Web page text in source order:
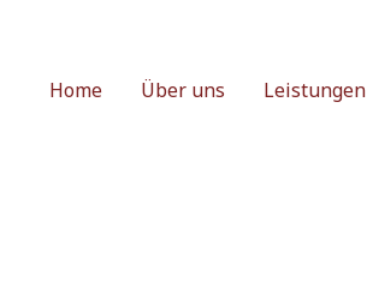
Home Über uns Leistungen